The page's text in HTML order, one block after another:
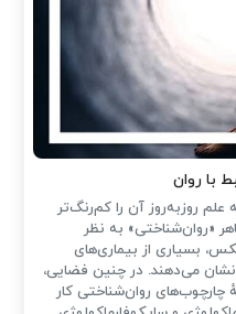
با روان
روزبه‌روز آن را کم‌رنگ‌تر
«روان‌شناختی» به نظر
بسیاری از بیماری‌های
نشان می‌دهند. در چنین فضایی،
چارچوب‌های روان‌شناختی کار